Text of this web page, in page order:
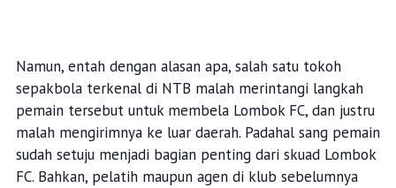
Namun, entah dengan alasan apa, salah satu tokoh
sepakbola terkenal di NTB malah merintangi langkah
pemain tersebut untuk membela Lombok FC, dan justru
malah mengirimnya ke luar daerah. Padahal sang pemain
sudah setuju menjadi bagian penting dari skuad Lombok
FC. Bahkan, pelatih maupun agen di klub sebelumnya